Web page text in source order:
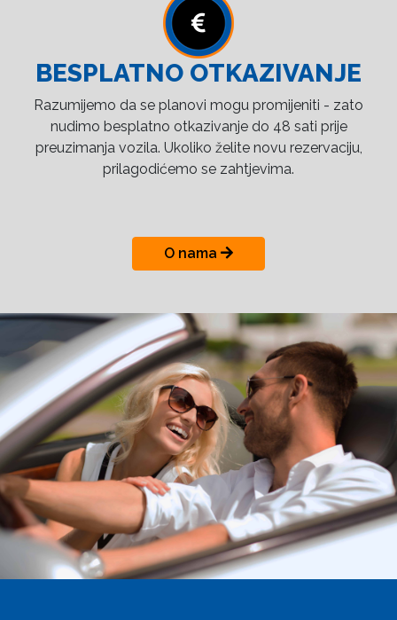
BESPLATNO OTKAZIVANJE
Razumijemo da se planovi mogu promijeniti - zato
nudimo besplatno otkazivanje do 48 sati prije
preuzimanja vozila. Ukoliko želite novu rezervaciju,
prilagodićemo se zahtjevima.
O nama